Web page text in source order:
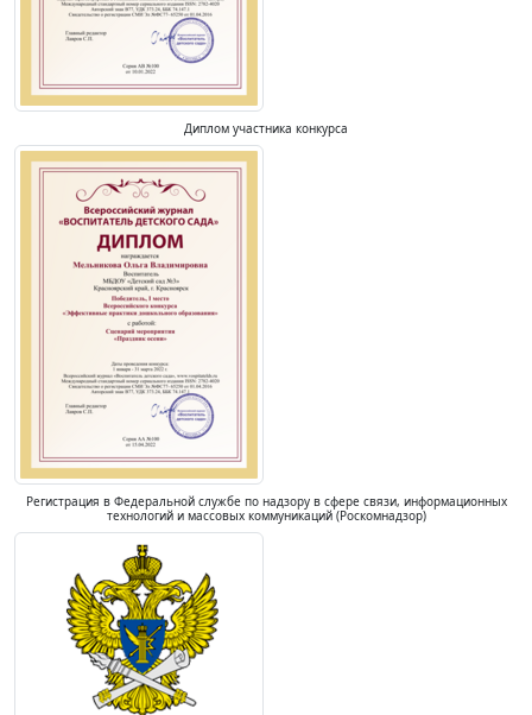
Диплом участника конкурса
Регистрация в Федеральной службе по надзору в сфере связи, информационных
технологий и массовых коммуникаций (Роскомнадзор)